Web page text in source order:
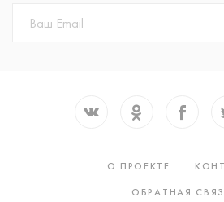
О ПРОЕКТЕ
ОБРАТНАЯ